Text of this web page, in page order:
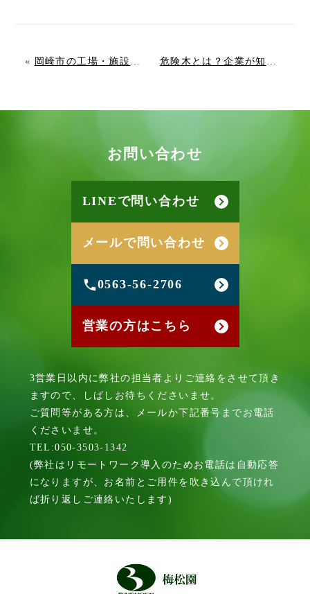
« 岡崎市の工場・施設の雑草対策は業者に任せるべき？草刈り無限ループを根本から断つ方法
お 問 い合わせ
LINEで問い合わせ
メールで問い合わせ
0563-56-2706
営業の方はこちら
3営業日以内に弊社の担当者よりご連絡をさせて頂き
ますので、しばしお待ちくださいませ。
ご質問等がある方は、メールか下記番号までお電話
くださいませ。
TEL:050-3503-1342
(弊社はリモートワーク導入のためお電話は自動応答
になりますが、お名前とご用件を吹き込んで頂けれ
ば折り返しご連絡いたします)